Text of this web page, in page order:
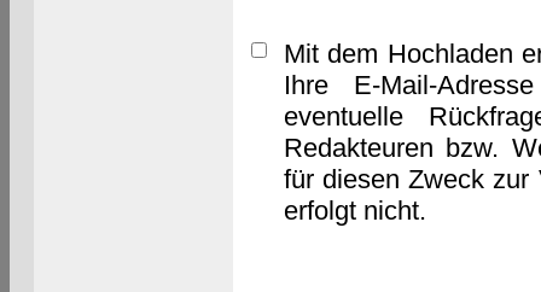
Mit dem Hochladen
Ihre E-Mail-
eventuelle
Redakteuren bzw.
für diesen Zweck zur
erfolgt nicht.